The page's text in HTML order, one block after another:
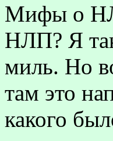
Мифы о
НЛП? Я
миль. Но
там это
какого